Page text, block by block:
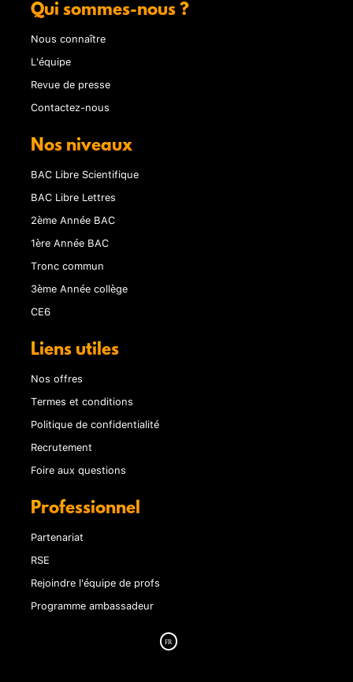
Qui sommes-nous ?
Nous connaître
L'équipe
Revue de presse
Contactez-nous
Nos niveaux
BAC Libre Scientifique
BAC Libre Lettres
2ème Année BAC
1ère Année BAC
Tronc commun
3ème Année collège
CE6
Liens utiles
Nos offres
Termes et conditions
Politique de confidentialité
Recrutement
Foire aux questions
Professionnel
Partenariat
RSE
Rejoindre l'équipe de profs
Programme ambassadeur